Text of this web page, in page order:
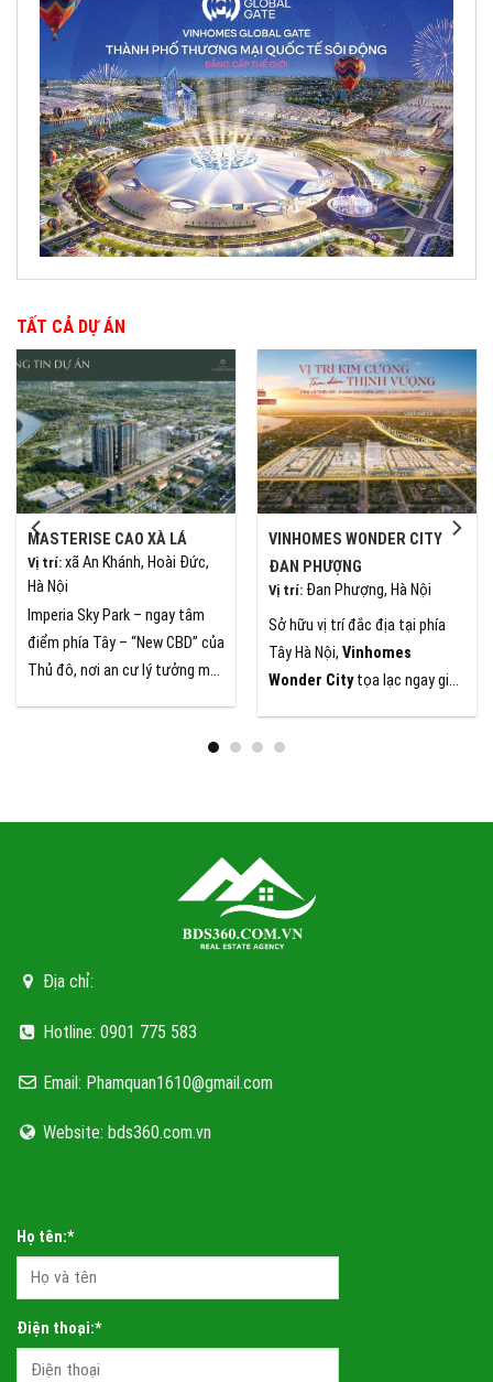
TẤT CẢ DỰ ÁN
MASTERISE CAO XÀ LÁ
Vị trí:xã An Khánh, Hoài Đức,
Hà Nội
Imperia Sky Park – ngay tâm
điểm phía Tây – “New CBD” của
Thủ đô, nơi an cư lý tưởng mà
và hệ sinh thái tiện ích “All-in-
VINHOMES WONDER CITY
ĐAN PHƯỢNG
Vị trí:Đan Phượng, Hà Nội
Sở hữu vị trí đắc địa tại phía
Tây Hà Nội, Vinhomes
Wonder Citytọa lạc ngay giao
huyết mạch, dự án không chỉ
hoạt mà còn hưởng trọn lợi
thế từ hạ tầng hiện đại, mở ra
tiềm năng phát triển bền vững.
Địa chỉ:
Hotline: 0901 775 583
Email: Phamquan1610@gmail.com
Website: bds360.com.vn
Họ tên:*
Điện thoại:*